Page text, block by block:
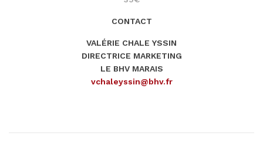
CONTACT
VALÉRIE CHALE YSSIN
DIRECTRICE MARKETING
LE BHV MARAIS
vchaleyssin@bhv.fr